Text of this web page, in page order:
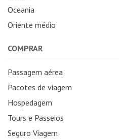
Oceania
Oriente médio
COMPRAR
Passagem aérea
Pacotes de viagem
Hospedagem
Tours e Passeios
Seguro Viagem